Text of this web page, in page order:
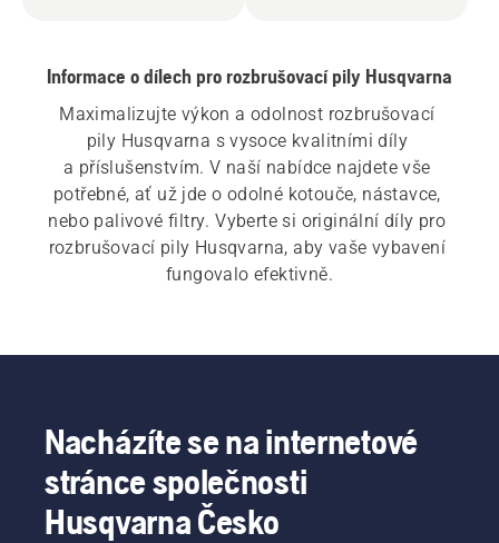
Informace o dílech pro rozbrušovací pily Husqvarna
Maximalizujte výkon a odolnost rozbrušovací
pily Husqvarna s vysoce kvalitními díly
a příslušenstvím. V naší nabídce najdete vše
potřebné, ať už jde o odolné kotouče, nástavce,
nebo palivové filtry. Vyberte si originální díly pro
rozbrušovací pily Husqvarna, aby vaše vybavení
fungovalo efektivně.
Nacházíte se na internetové
stránce společnosti
Husqvarna Česko